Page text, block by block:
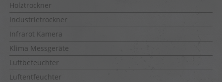
Holztrockner
Industrietrockner
Infrarot Kamera
Klima Messgeräte
Luftbefeuchter
Luftentfeuchter